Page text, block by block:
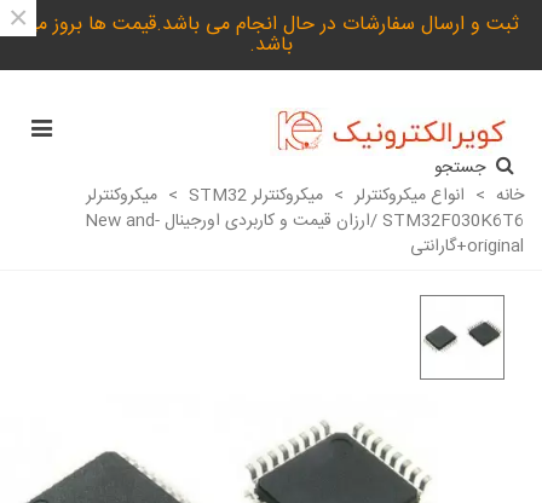
ثبت و ارسال سفارشات در حال انجام می باشد.قیمت ها بروز می
باشد.
×
جستجو
خانه > انواع میکروکنترلر > میکروکنترلر STM32 > میکروکنترلر
STM32F030K6T6 /ارزان قیمت و کاربردی اورجینال -New and
original+گارانتی